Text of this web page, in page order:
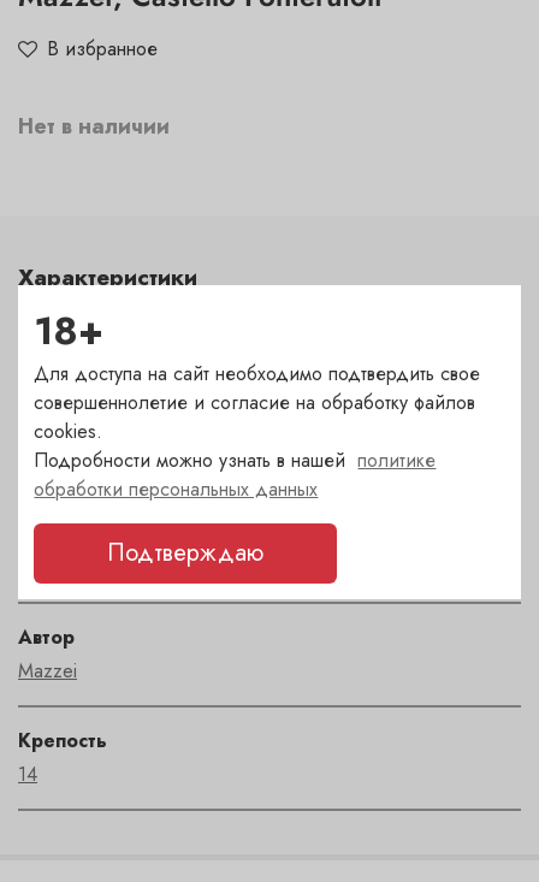
В избранное
Нет в наличии
Характеристики
Сахар
сухое
Страна
Италия
Сорт
санджовезе
Автор
Mazzei
Крепость
14
18+
Для доступа на сайт необходимо подтвердить свое
совершеннолетие и согласие на обработку файлов
cookies.
Подробности можно узнать в нашейполитике
обработки персональных данных
Подтверждаю